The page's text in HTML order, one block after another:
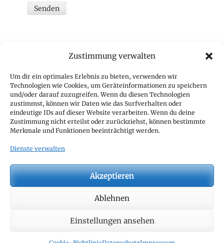
Zustimmung verwalten
Um dir ein optimales Erlebnis zu bieten, verwenden wir
Technologien wie Cookies, um Geräteinformationen zu speichern
und/oder darauf zuzugreifen. Wenn du diesen Technologien
zustimmst, können wir Daten wie das Surfverhalten oder
eindeutige IDs auf dieser Website verarbeiten. Wenn du deine
Zustimmung nicht erteilst oder zurückziehst, können bestimmte
Merkmale und Funktionen beeinträchtigt werden.
Dienste verwalten
Akzeptieren
Ablehnen
Einstellungen ansehen
n
a
t
i
v
e
:
Geschäftsstelle
CTJ Geschäftsstelle
c/o CIVD e.V.
z. Hd. Thomas Nitsch
Hamburger Allee 14
Mail:geschaeftsstelle@c-t-j.eu